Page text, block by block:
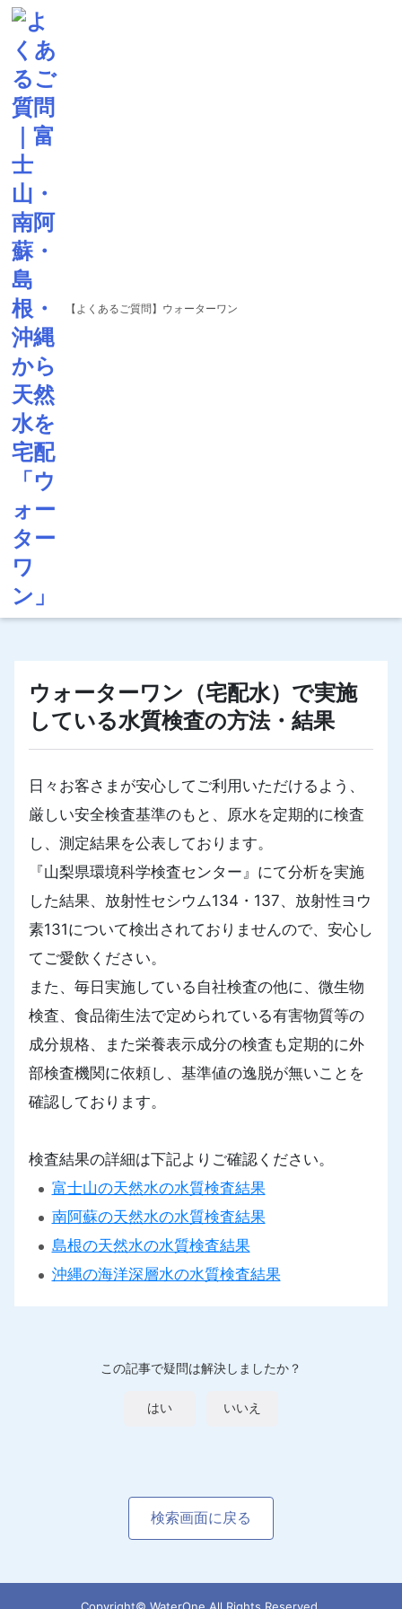
【よくあるご質問】ウォーターワン
ウォーターワン（宅配水）で実施
している水質検査の方法・結果
日々お客さまが安心してご利用いただけるよう、
厳しい安全検査基準のもと、原水を定期的に検査
し、測定結果を公表しております。
『山梨県環境科学検査センター』にて分析を実施
した結果、放射性セシウム134・137、放射性ヨウ
素131について検出されておりませんので、安心し
てご愛飲ください。
また、毎日実施している自社検査の他に、微生物
検査、食品衛生法で定められている有害物質等の
成分規格、また栄養表示成分の検査も定期的に外
部検査機関に依頼し、基準値の逸脱が無いことを
確認しております。
検査結果の詳細は下記よりご確認ください。
富士山の天然水の水質検査結果
南阿蘇の天然水の水質検査結果
島根の天然水の水質検査結果
沖縄の海洋深層水の水質検査結果
この記事で疑問は解決しましたか？
はい いいえ
検索画面に戻る